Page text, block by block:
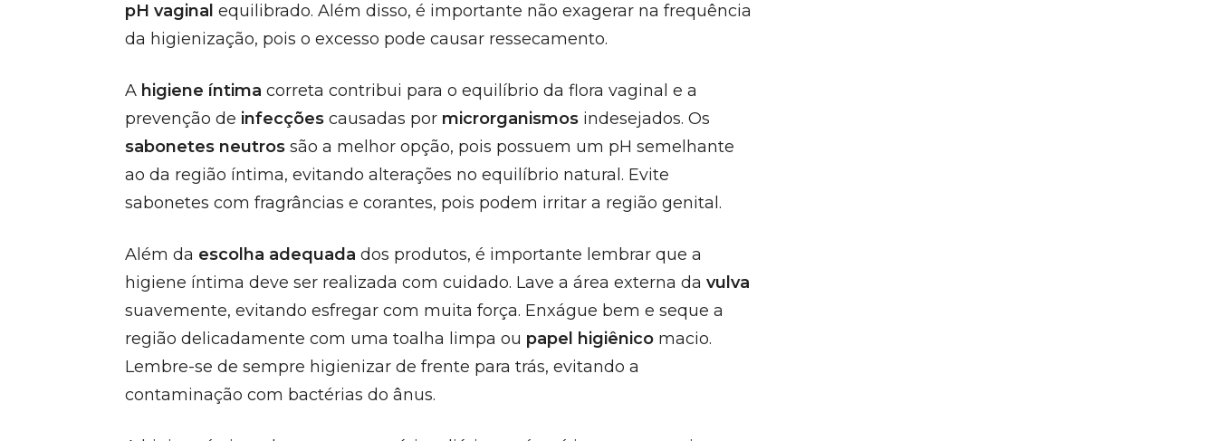
pH vaginal equilibrado. Além disso, é importante não exagerar na frequência
da higienização, pois o excesso pode causar ressecamento.
A higiene íntima correta contribui para o equilíbrio da flora vaginal e a
prevenção de infecções causadas por microrganismos indesejados. Os
sabonetes neutros são a melhor opção, pois possuem um pH semelhante
ao da região íntima, evitando alterações no equilíbrio natural. Evite
sabonetes com fragrâncias e corantes, pois podem irritar a região genital.
Além da escolha adequada dos produtos, é importante lembrar que a
higiene íntima deve ser realizada com cuidado. Lave a área externa da vulva
suavemente, evitando esfregar com muita força. Enxágue bem e seque a
região delicadamente com uma toalha limpa ou papel higiênico macio.
Lembre-se de sempre higienizar de frente para trás, evitando a
contaminação com bactérias do ânus.